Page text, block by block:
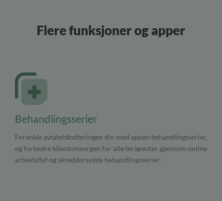
Flere funksjoner og apper
Behandlingsserier
Forenkle avtalehåndteringen din med appen behandlingsserier,
og forbedre klientomsorgen for alle terapeuter gjennom online
arbeidsflyt og skreddersydde behandlingsserier.